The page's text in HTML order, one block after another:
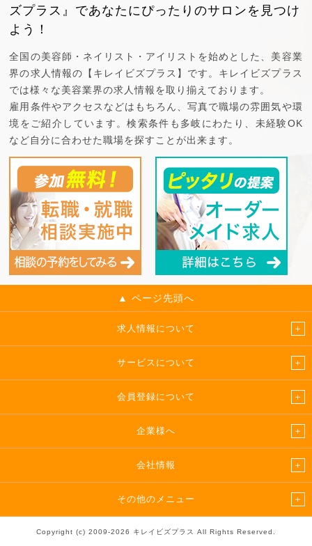
ズプラス』であなたにぴったりのサロンを見つけ
よう！
全国の美容師・ネイリスト・アイリストを始めとした、美容業
界の求人情報の【キレイビズプラス】です。キレイビズプラス
では様々な美容業界の求人情報を取り揃えております。
雇用条件やアクセスなどはもちろん、写真で職場の雰囲気や環
境をご紹介しています。検索条件も多岐にわたり、未経験OK
など自分に合わせた職場を探すことが出来ます。
▲ ページ先頭へ
求人情報について
サービスについて
会員登録について
企業様へ
会社情報
その他のメニュー
Copyright (c) 2009-2026 キレイビズプラス All Rights Reserved.